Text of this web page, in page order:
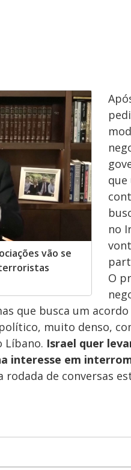
o
vão se
que
no
O
que busca um acordo
muito denso,
Líbano. Israel quer
interesse em
de conversas